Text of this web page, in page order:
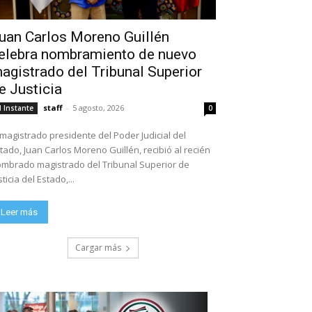
Carlos Moreno Guillén
nombramiento de nuevo
del Tribunal Superior
Justicia
Instante staff - 5 agosto, 2026 0
presidente del Poder Judicial del
Juan Carlos Moreno Guillén, recibió al recién
magistrado del Tribunal Superior de
del Estado,...
Leer más
Cargar más